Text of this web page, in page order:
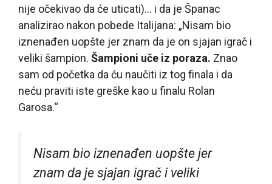
nije očekivao da će uticati)… i da je Španac
analizirao nakon pobede Italijana: „Nisam bio
iznenađen uopšte jer znam da je on sjajan igrač i
veliki šampion. Šampioni uče iz poraza. Znao
sam od početka da ću naučiti iz tog finala i da
neću praviti iste greške kao u finalu Rolan
Garosa.“
Nisam bio iznenađen uopšte jer
znam da je sjajan igrač i veliki